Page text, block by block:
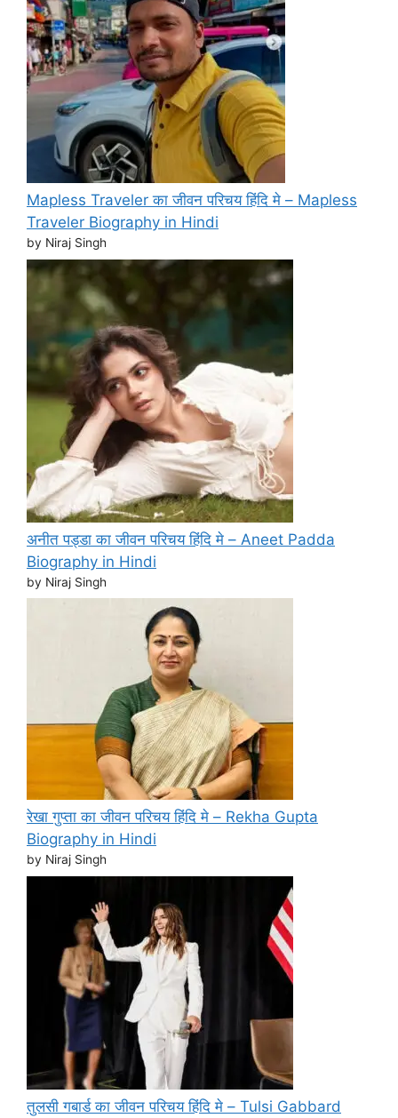
Mapless Traveler का जीवन परिचय हिंदि मे – Mapless
Traveler Biography in Hindi
by Niraj Singh
अनीत पड्डा का जीवन परिचय हिंदि मे – Aneet Padda
Biography in Hindi
by Niraj Singh
रेखा गुप्ता का जीवन परिचय हिंदि मे – Rekha Gupta
Biography in Hindi
by Niraj Singh
तुलसी गबार्ड का जीवन परिचय हिंदि मे – Tulsi Gabbard